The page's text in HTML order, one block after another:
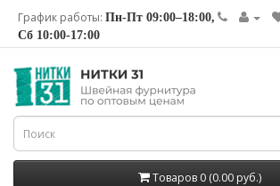
График работы: Пн-Пт 09:00–18:00,
Сб 10:00-17:00
Товаров 0 (0.00 руб.)